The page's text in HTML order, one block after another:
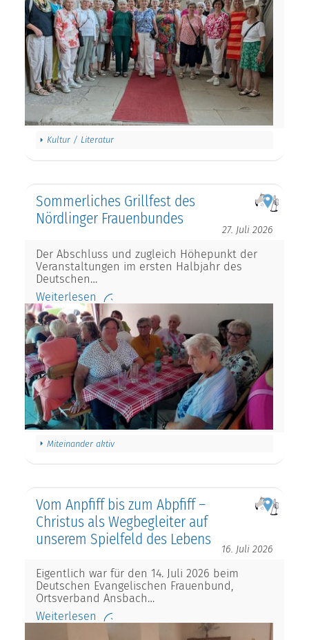
Kultur / Literatur
Sommerliches Grillfest des
Nördlinger Frauenbundes
27. Juli 2026
Der Abschluss und zugleich Höhepunkt der
Veranstaltungen im ersten Halbjahr des
Deutschen…
Weiterlesen
Miteinander aktiv
Vom Anpfiff bis zum Abpfiff –
Christus als Wegbegleiter auf
unserem Spielfeld des Lebens
16. Juli 2026
Eigentlich war für den 14. Juli 2026 beim
Deutschen Evangelischen Frauenbund,
Ortsverband Ansbach…
Weiterlesen